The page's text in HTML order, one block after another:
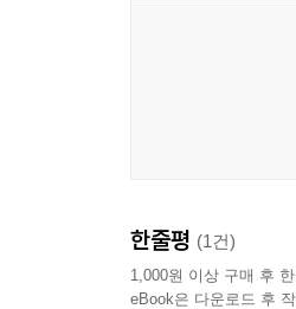
얼굴, 비율, 관절 등
방법도 함께 배워 봐
한줄평 (1건)
1,000원 이상 구매 후
eBook은 다운로드 후